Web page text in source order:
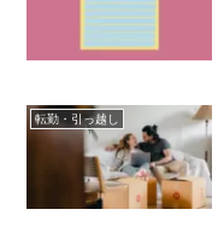
転勤・引っ越し